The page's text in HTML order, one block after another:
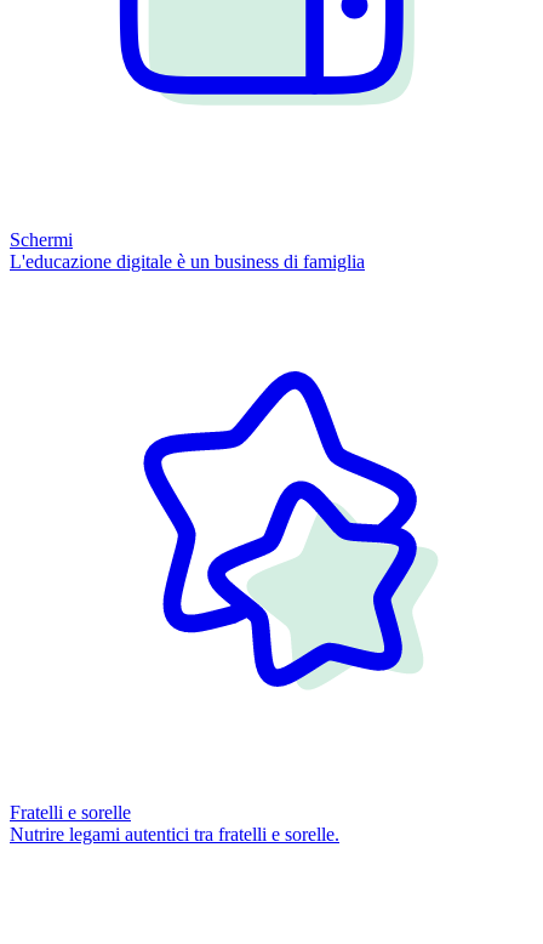
Schermi
L'educazione digitale è un business di famiglia
Fratelli e sorelle
Nutrire legami autentici tra fratelli e sorelle.